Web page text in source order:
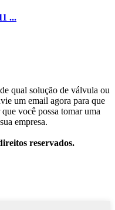
...
qual solução de válvula ou
um email agora para que
você possa tomar uma
empresa.
reservados.